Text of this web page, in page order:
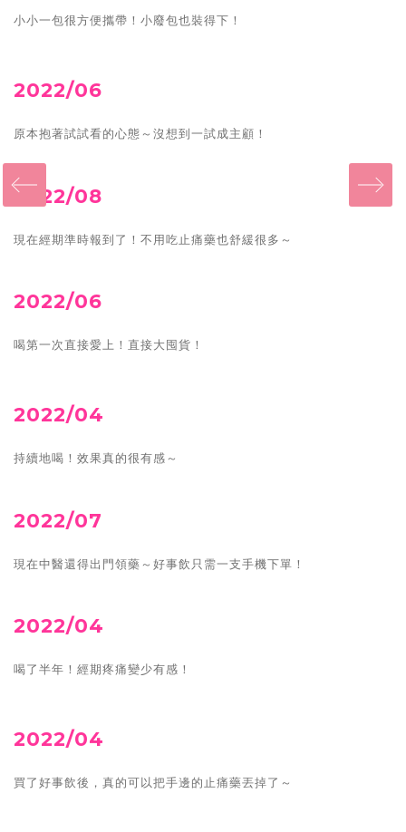
小小一包很方便攜帶！小廢包也裝得下！
2022/06
原本抱著試試看的心態～沒想到一試成主顧！
2022/08
現在經期準時報到了！不用吃止痛藥也舒緩很多～
2022/06
喝第一次直接愛上！直接大囤貨！
2022/04
持續地喝！效果真的很有感～
2022/07
現在中醫還得出門領藥～好事飲只需一支手機下單！
2022/04
喝了半年！經期疼痛變少有感！
2022/04
買了好事飲後，真的可以把手邊的止痛藥丟掉了～